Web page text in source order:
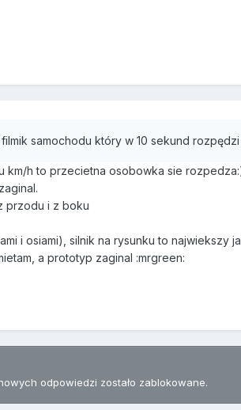
samochodu który w 10 sekund
km/h to przecietna osobowka sie
przodu i z boku
i osiami), silnik na rysunku to
a prototyp zaginal :mrgreen:
odpowiedzi zostało zablokowane.